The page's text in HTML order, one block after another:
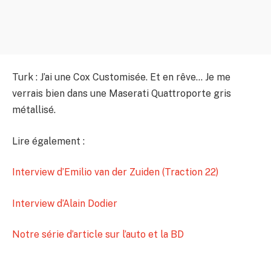
Turk : J’ai une Cox Customisée. Et en rêve… Je me
verrais bien dans une Maserati Quattroporte gris
métallisé.
Lire également :
Interview d’Emilio van der Zuiden (Traction 22)
Interview d’Alain Dodier
Notre série d’article sur l’auto et la BD